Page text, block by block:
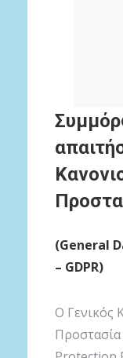
(General
– GDPR)
O Γενικός